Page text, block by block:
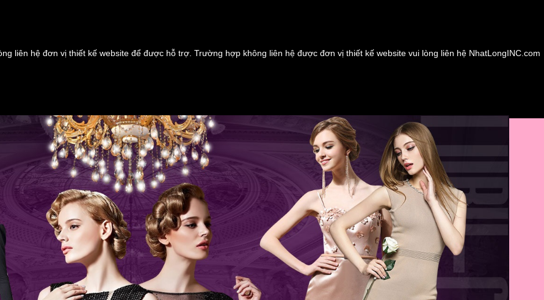
liên hệ đơn vị thiết kế website để được hỗ trợ. Trường hợp không liên hệ được đơn vị thiết kế website vui lòng liên hệ NhatLongINC.com